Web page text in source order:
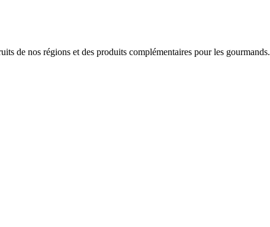
de nos régions et des produits complémentaires pour les gourmands.